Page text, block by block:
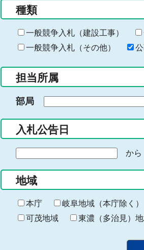
る
キ
ー
ー
入
力
種類
一般競争入札（建設工事）
一般競争入札（その他）
担当所属
部局
入札公告日
の
始
ま
り
から
地域
本庁 岐阜地域（本庁除く）
可茂地域
東濃（多治見）